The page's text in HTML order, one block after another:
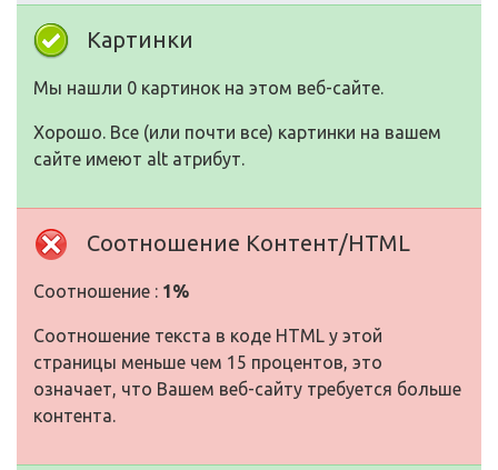
Картинки
Мы нашли 0 картинок на этом веб-сайте.
Хорошо. Все (или почти все) картинки на вашем
сайте имеют alt атрибут.
Соотношение Контент/HTML
Соотношение : 1%
Соотношение текста в коде HTML у этой
страницы меньше чем 15 процентов, это
означает, что Вашем веб-сайту требуется больше
контента.